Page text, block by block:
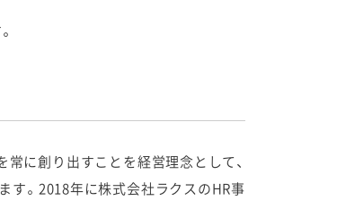
常に創り出すことを経営理念として、
ます。2018年に株式会社ラクスのHR事